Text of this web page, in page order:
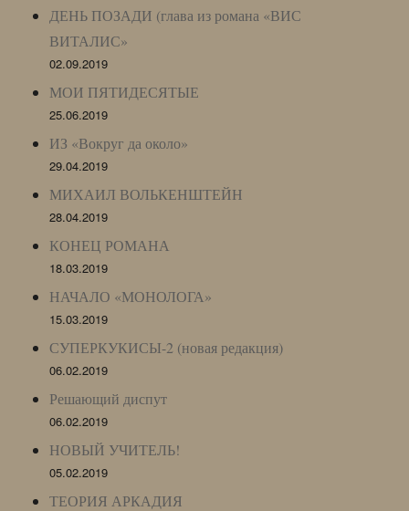
ДЕНЬ ПОЗАДИ (глава из романа «ВИС
ВИТАЛИС»
02.09.2019
МОИ ПЯТИДЕСЯТЫЕ
25.06.2019
ИЗ «Вокруг да около»
29.04.2019
МИХАИЛ ВОЛЬКЕНШТЕЙН
28.04.2019
КОНЕЦ РОМАНА
18.03.2019
НАЧАЛО «МОНОЛОГА»
15.03.2019
СУПЕРКУКИСЫ-2 (новая редакция)
06.02.2019
Решающий диспут
06.02.2019
НОВЫЙ УЧИТЕЛЬ!
05.02.2019
ТЕОРИЯ АРКАДИЯ